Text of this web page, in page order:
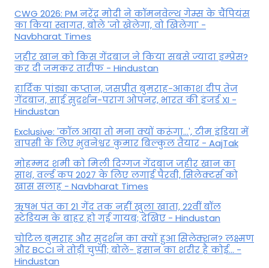
CWG 2026: PM नरेंद्र मोदी ने कॉमनवेल्थ गेम्स के चैंपियंस
का किया स्वागत, बोले 'जो खेलेगा, वो खिलेगा' -
Navbharat Times
जहीर खान को किस गेंदबाज ने किया सबसे ज्यादा इम्प्रेस?
कर दी जमकर तारीफ - Hindustan
हार्दिक पांड्या कप्तान, जसप्रीत बुमराह-आकाश दीप तेज
गेंदबाज, साई सुदर्शन-पराग ओपनर, भारत की इंजर्ड XI -
Hindustan
Exclusive: 'कॉल आया तो मना क्यों करूंगा...', टीम इंडिया में
वापसी के लिए भुवनेश्वर कुमार बिल्कुल तैयार - AajTak
मोहम्मद शमी को मिली दिग्गज गेंदबाज जहीर खान का
साथ, वर्ल्ड कप 2027 के लिए लगाई पैरवी, सिलेक्टर्स को
खास सलाह - Navbharat Times
ऋषभ पंत का 21 गेंद तक नहीं खुला खाता, 22वीं बॉल
स्टेडियम के बाहर हो गई गायब; देखिए - Hindustan
चोटिल बुमराह और सुदर्शन का क्यों हुआ सिलेक्शन? लक्ष्मण
और BCCI ने तोड़ी चुप्पी; बोले- इंसान का शरीर है कोई… -
Hindustan